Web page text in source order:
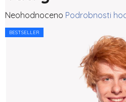
Průměrné hodnocení produktu je
Neohodnoceno Podrobnosti
BESTSELLER